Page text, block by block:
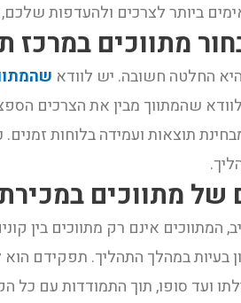
ביותר לצרכים ולהעדפות
מתווכים במרכז
החלטה חשובה. יש לוודא
שהמתווך מבין את הצרכים
תוצאות ועמידה בלוחות
מתווכים
המתווכים אינם רק מתווכים בין
בעיות במהלך התהליך. תפקידם
ועד סופו, תוך התמודדות עם כל